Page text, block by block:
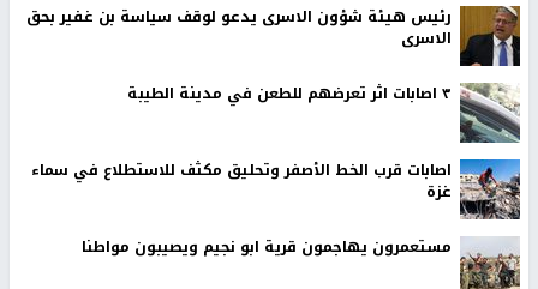
رئيس هيئة شؤون الاسرى يدعو لوقف سياسة بن غفير بحق
الاسرى
٣ اصابات اثر تعرضهم للطعن في مدينة الطيبة
اصابات قرب الخط الأصفر وتحليق مكثف للاستطلاع في سماء
غزة
مستعمرون يهاجمون قرية ابو نجيم ويصيبون مواطنا